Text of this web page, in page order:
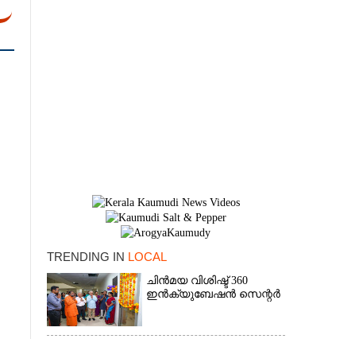
TRENDING IN LOCAL
ചിൻമയ വിശിഷ്ട് 360
ഇൻക്യുബേഷൻ സെന്റർ